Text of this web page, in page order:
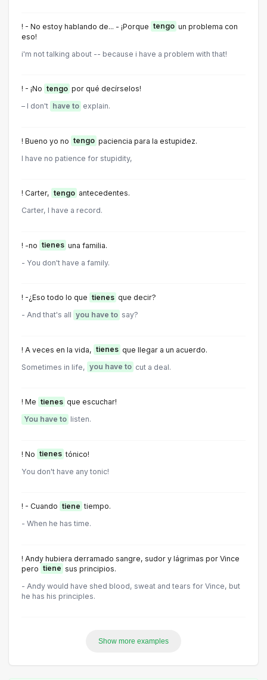
! - No estoy hablando de... - ¡Porque tengo un problema con
eso!
i'm not talking about -- because i have a problem with that!
! - ¡No tengo por qué decírselos!
– I don't have to explain.
! Bueno yo no tengo paciencia para la estupidez.
I have no patience for stupidity,
! Carter, tengo antecedentes.
Carter, I have a record.
! -no tienes una familia.
- You don't have a family.
! -¿Eso todo lo que tienes que decir?
- And that's all you have to say?
! A veces en la vida, tienes que llegar a un acuerdo.
Sometimes in life, you have to cut a deal.
! Me tienes que escuchar!
You have to listen.
! No tienes tónico!
You don't have any tonic!
! - Cuando tiene tiempo.
- When he has time.
! Andy hubiera derramado sangre, sudor y lágrimas por Vince
pero tiene sus principios.
- Andy would have shed blood, sweat and tears for Vince, but
he has his principles.
Show more examples